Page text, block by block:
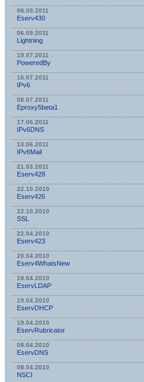
08.09.2011
Eserv430
06.09.2011
Lightning
19.07.2011
PoweredBy
16.07.2011
IPv6
08.07.2011
Eproxy5beta1
17.06.2011
IPv6DNS
13.06.2011
IPv6Mail
21.03.2011
Eserv428
22.10.2010
Eserv426
22.10.2010
SSL
22.04.2010
Eserv423
20.04.2010
Eserv4WhatsNew
19.04.2010
EservLDAP
19.04.2010
EservDHCP
19.04.2010
EservRubricator
08.04.2010
EservDNS
08.04.2010
NSСI